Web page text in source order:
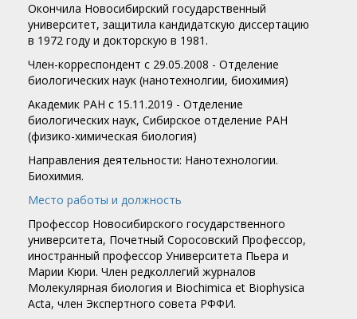
Окончила Новосибирский государственный
университет, защитила кандидатскую диссертацию
в 1972 году и докторскую в 1981.
Член-корреспондент c 29.05.2008 - Отделение
биологических наук (нанотехнолгии, биохимия)
Академик РАН c 15.11.2019 - Отделение
биологических наук, Сибирское отделение РАН
(физико-химическая биология)
Направления деятельности: Нанотехнологии.
Биохимия.
Место работы и должность
Профессор Новосибирского государственного
университета, Почетный Соросовский Профессор,
иностранный профессор Университета Пьера и
Марии Кюри. Член редколлегий журналов
Молекулярная биология и Biochimica et Biophysica
Acta, член Экспертного совета РФФИ.